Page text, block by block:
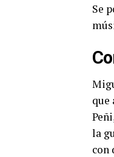
Se
que
la
con